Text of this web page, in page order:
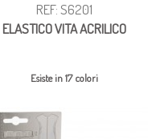
REF: S6201
ELASTICO VITA ACRILICO
Esiste in 17 colori